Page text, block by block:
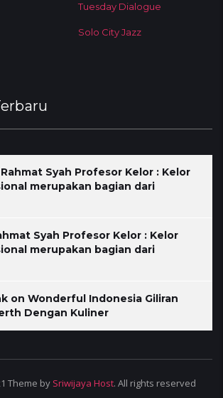
Tuesday Dialogue
Solo City Jazz
Rahmat Syah Profesor Kelor : Kelor
merupakan bagian dari
Syah Profesor Kelor : Kelor
merupakan bagian dari
on Wonderful Indonesia Giliran
Dengan Kuliner
Theme by Sriwijaya Host. All rights reserved